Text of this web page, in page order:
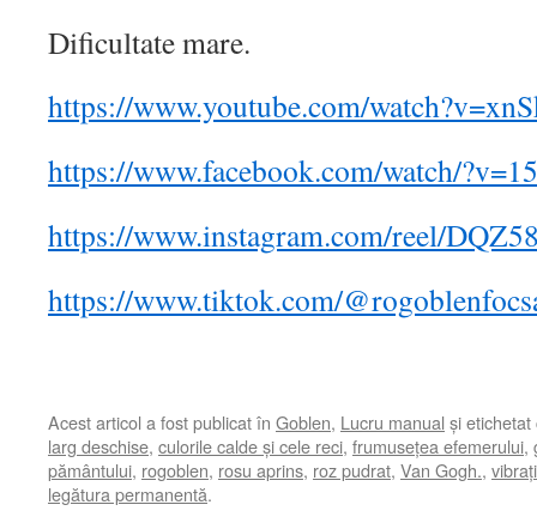
Dificultate mare.
https://www.youtube.com/
https://www.facebook.com/watch/
https://www.instagram.com/reel/
https://www.tiktok.com/
Acest articol a fost publicat în Goblen, Lucru manual și
larg deschise, culorile calde și cele reci, frumusețea efemerului,
pământului, rogoblen, rosu aprins, roz pudrat, Van Gogh.,
legătura permanentă.